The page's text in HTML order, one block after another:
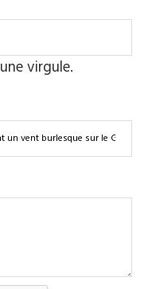
virgule.